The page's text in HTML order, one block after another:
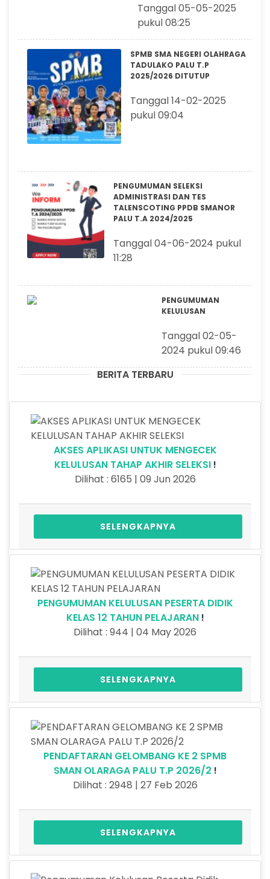
Tanggal 05-05-2025
pukul 08:25
SPMB SMA NEGERI OLAHRAGA
TADULAKO PALU T.P
2025/2026 DITUTUP
Tanggal 14-02-2025
pukul 09:04
PENGUMUMAN SELEKSI
ADMINISTRASI DAN TES
TALENSCOTING PPDB SMANOR
PALU T.A 2024/2025
Tanggal 04-06-2024 pukul
11:28
PENGUMUMAN
KELULUSAN
Tanggal 02-05-
2024 pukul 09:46
BERITA TERBARU
AKSES APLIKASI UNTUK MENGECEK
KELULUSAN TAHAP AKHIR SELEKSI!
Dilihat : 6165 | 09 Jun 2026
SELENGKAPNYA
PENGUMUMAN KELULUSAN PESERTA DIDIK
KELAS 12 TAHUN PELAJARAN !
Dilihat : 944 | 04 May 2026
SELENGKAPNYA
PENDAFTARAN GELOMBANG KE 2 SPMB
SMAN OLARAGA PALU T.P 2026/2 !
Dilihat : 2948 | 27 Feb 2026
SELENGKAPNYA